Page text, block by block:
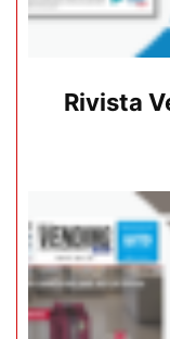
Rivista